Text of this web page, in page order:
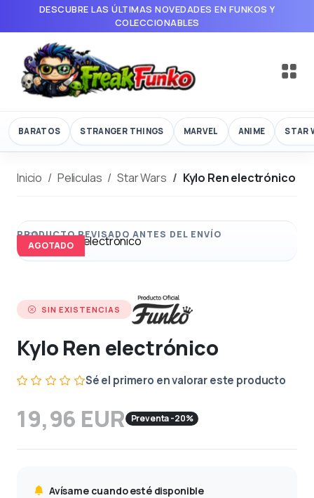
DESCUBRE LAS ÚLTIMAS NOVEDADES EN FUNKOS Y
COLECCIONABLES
BARATOS STRANGER THINGS MARVEL ANIME STAR
Inicio Peliculas Star Wars Kylo Ren electrónico
AGOTADO
SIN EXISTENCIAS
Kylo Ren electrónico
Sé el primero en valorar este producto
19,96 EUR Preventa -20%
Avísame cuando esté disponible